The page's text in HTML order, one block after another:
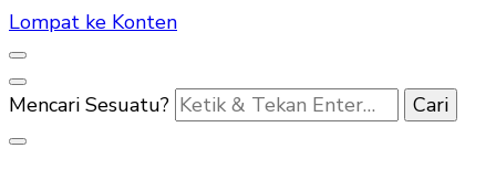
Lompat ke Konten
Mencari Sesuatu?